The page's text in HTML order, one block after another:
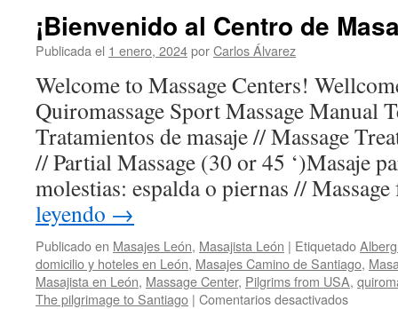
Articulaciones
¡Bienvenido al Centro de
Publicada el 1 enero, 2024porCarlos Álvarez
Welcome to Massage Centers!
Quiromassage Sport Massage Manual
Tratamientos de masaje // Massage
// Partial Massage (30 or 45 ‘)Masaje
molestias: espalda o piernas //
leyendo →
Publicado en Masajes León, Masajista León | Etiquetado
domicilio y hoteles en León, Masajes Camino de Santiago,
Masajista en León, Massage Center, Pilgrims from USA,
The pilgrimage to Santiago | Comentarios desactivadosen